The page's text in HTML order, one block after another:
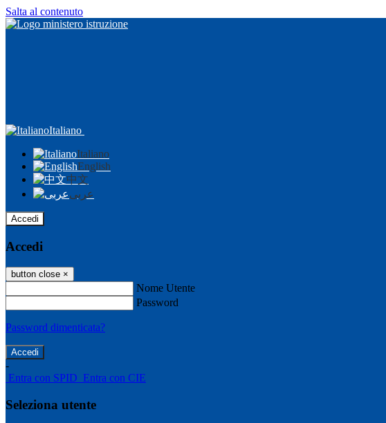
Salta al contenuto
Italiano
Italiano
English
中文
عربى
Accedi
Accedi
button close ×
Nome Utente
Password
Password dimenticata?
-
Entra con SPID Entra con CIE
Seleziona utente